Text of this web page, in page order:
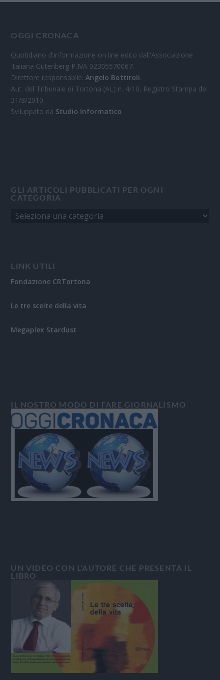
OGGI CRONACA
Quotidiano d'informazione on line edito dall'Associazione
Italiana Gutenberg P.IVA 02305570067.
Direttore responsabile:Angelo Bottiroli.
Aut. del Tribunale di Tortona (AL) n. 4/10, Registro Stampa del
31/8/2010.
Sviluppato da Studio Informatico
GLI ARTICOLI PUBBLICATI PER OGNI
CATEGORIA
LINK UTILI
Fondazione CRTortona
Le tre scelte della vita
Megaplex Stardust
IL NOSTRO MODO DI FARE GIORNALISMO
UN VIDEO CON L’AUTORE CHE PRESENTA IL
LIBRO